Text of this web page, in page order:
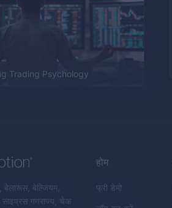
Trading Psychology
बेलारूस, बेल्जियम,
साइप्रस गणराज्य, चेक
होम
फ्री डेमो